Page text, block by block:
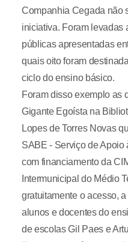
Companhia Cegada não
iniciativa. Foram levadas
públicas apresentadas
quais oito foram
ciclo do ensino básico.
Foram disso exemplo as
Gigante Egoísta na
Lopes de Torres Novas
SABE - Serviço de
com financiamento da
Intermunicipal do Médio
gratuitamente o acesso,
alunos e docentes do
de escolas Gil Paes e